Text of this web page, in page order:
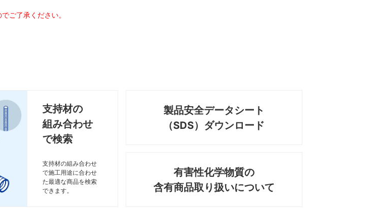
ご了承ください。
支持材の
組み合わせ
で検索
支持材の組み合わせ
で施工用途に合わせ
た最適な商品を検索
できます。
製品安全データシート
（SDS）ダウンロード
有害性化学物質の
含有商品取り扱いについて